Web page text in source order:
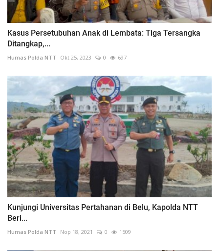
Kasus Persetubuhan Anak di Lembata: Tiga Tersangka
Ditangkap,...
Humas Polda NTT Okt 25, 2023 0 697
Kunjungi Universitas Pertahanan di Belu, Kapolda NTT
Beri...
Humas Polda NTT Nop 18, 2021 0 1509